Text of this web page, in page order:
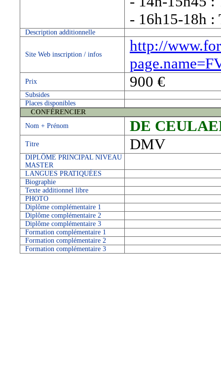
- 16h15-18h :
Description additionnelle
Site Web inscription / infos
http://
Prix 900 €
Subsides
Places disponibles
CONFÉRENCIER
Nom + Prénom
DE
Titre DMV
DIPLÔME PRINCIPAL NIVEAU
MASTER
LANGUES PRATIQUÉES
Biographie
Texte additionnel libre
PHOTO
Diplôme complémentaire 1
Diplôme complémentaire 2
Diplôme complémentaire 3
Formation complémentaire 1
Formation complémentaire 2
Formation complémentaire 3